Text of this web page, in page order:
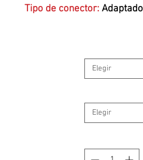
Tipo de conector:
138mm x
Elegir
Elegir